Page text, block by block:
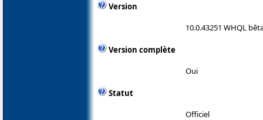
Version
10.0.43251 WHQL
Version complète
Oui
Statut
Officiel